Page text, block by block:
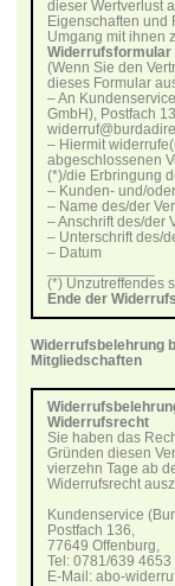
dieser Wertverlust
Eigenschaften und
Umgang mit ihnen
Widerrufsformular
(Wenn Sie den
dieses Formular
– An
GmbH), Postfach
– Hiermit
abgeschlossenen
(*)/die Erbringung
– Kunden- und/
– Name des/der
– Anschrift des/der
– Unterschrift des/
– Datum
(*) Unzutreffendes
Ende der
Widerrufsbelehrung
Mitgliedschaften
Widerrufsrecht
Sie haben das
Gründen diesen
vierzehn Tage ab
Widerrufsrecht
Kundenservice
Postfach 136,
77649 Offenburg,
Tel: 0781/639 4653
E-Mail: abo-